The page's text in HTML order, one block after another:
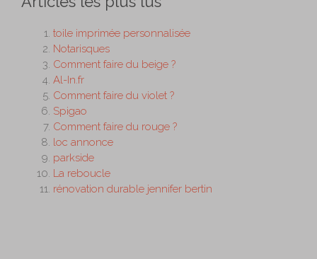
toile imprimée personnalisée
Notarisques
Comment faire du beige ?
Al-In.fr
Comment faire du violet ?
Spigao
Comment faire du rouge ?
loc annonce
parkside
La reboucle
rénovation durable jennifer bertin